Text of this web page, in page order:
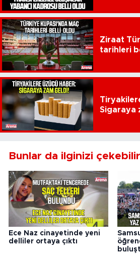
Ziraat
tarihleri
Sigaraya
Bunlar da ilginizi çekebilir
Ece Naz cinayetinde yeni
delliler ortaya çıktı